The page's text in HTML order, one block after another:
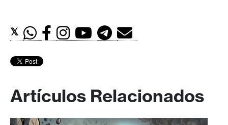
𝕏
Artículos Relacionados